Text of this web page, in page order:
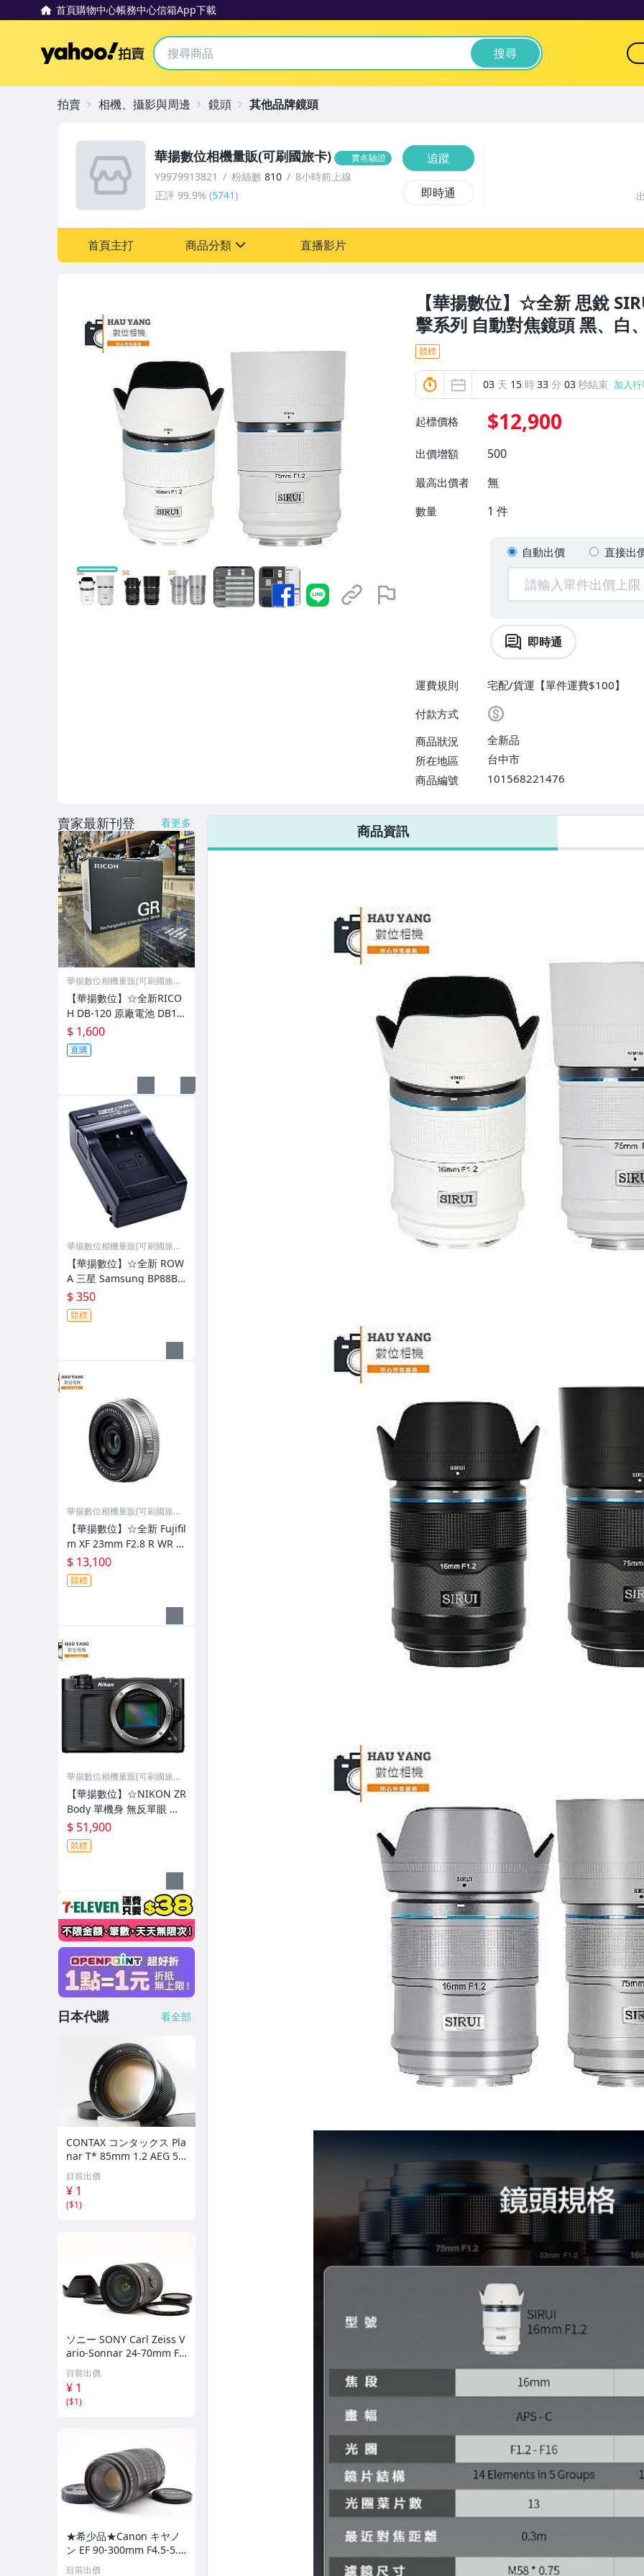
首頁購物中心帳務中心信箱App下載
Yahoo拍賣 搜尋
【華揚數位】☆全新 思銳
擊系列 自動對焦鏡頭 黑、白
競標
03 天 15 時33 分 01秒結束 加入
起標價格 $12,900
出價增額 500
最高出價者 無
數量 1 件
自動出價 直接出
即時通
運費規則
宅配/貨運【單件運費$100】
付款方式
商品狀況
全新品
所在地區
台中市
商品編號
101568221476
華揚數位相機量販(可刷國旅卡) 實名驗證
Y9979913821 粉絲數 810
8小時前上線
正評 99.9% (5741)
追蹤
即時通
首頁主打 商品分類
手機、配件與通訊
汽機車精品百貨
居家、家具與園藝
玩具、模型與公仔
手錶與飾品配件
家電與影音視聽
相機、攝影與周邊
運動、戶外與休閒
直播影片
拍賣 相機、攝影與周邊 鏡頭 其他品牌鏡頭
商品資訊
賣家最新刊登 看更多
華揚數位相機量販(可刷國旅
【華揚數位】☆全新RICO
H DB-120 原廠電池 DB12
0 適用 GRIV GR4 平輸貨
盒裝版
$ 1,600
直購
華揚數位相機量販(可刷國旅
【華揚數位】☆全新 ROW
A 三星 Samsung BP88B
BP-88B 充電器 for MV900
-F MV900
$ 350
競標
華揚數位相機量販(可刷國旅
【華揚數位】☆全新 Fujifil
m XF 23mm F2.8 R WR 廣
角定焦鏡 平輸貨 拆鏡 黑色
$ 13,100
競標
華揚數位相機量販(可刷國旅
【華揚數位】☆NIKON ZR
Body 單機身 無反單眼 電
影級影像創作機 繁中平輸
$ 51,900
競標
日本代購 看全部
CONTAX コンタックス Pla
nar T* 85mm 1.2 AEG 50
周年記念モデル
目前出價
¥ 1
($1)
ソニー SONY Carl Zeiss V
ario-Sonnar 24-70mm F
2.8 ZA SSM SAL2470Z α A
マウント ズームレンズ F2.
8通し #6227
目前出價
¥ 1
($1)
★希少品★Canon キヤノ
ン EF 90-300mm F4.5-5.6
USM #11421 3002242
目前出價